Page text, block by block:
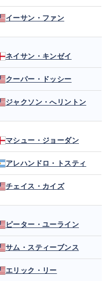
イーサン・ファン
ネイサン・キンゼイ
クーパー・ドッシー
ジャクソン・へリントン
マシュー・ジョーダン
アレハンドロ・トスティ
チェイス・カイズ
ピーター・ユーライン
サム・スティーブンス
エリック・リー